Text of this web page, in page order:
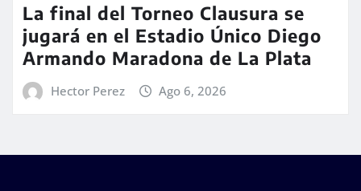
La final del Torneo Clausura se
jugará en el Estadio Único Diego
Armando Maradona de La Plata
Hector Perez Ago 6, 2026